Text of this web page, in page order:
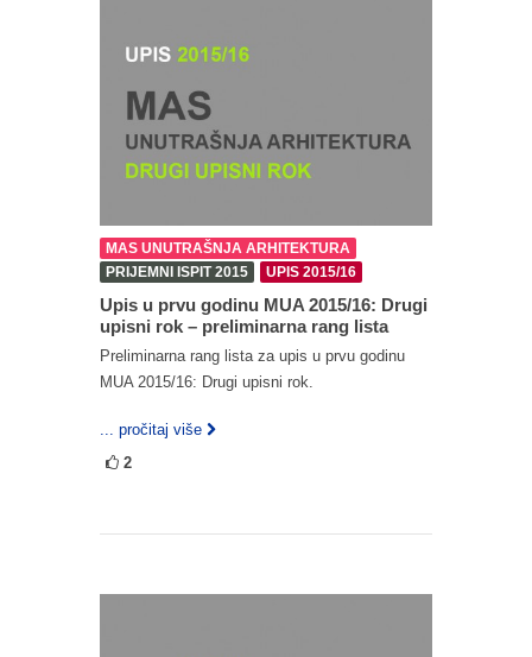
MAS UNUTRAŠNJA ARHITEKTURA
PRIJEMNI ISPIT 2015
UPIS 2015/16
Upis u prvu godinu MUA 2015/16: Drugi
upisni rok – preliminarna rang lista
Preliminarna rang lista za upis u prvu godinu
MUA 2015/16: Drugi upisni rok.
... pročitaj više
2